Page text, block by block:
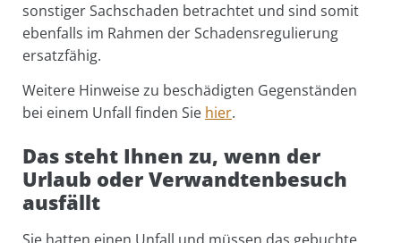
sonstiger Sachschaden betrachtet und sind somit
ebenfalls im Rahmen der Schadensregulierung
ersatzfähig.
Weitere Hinweise zu beschädigten Gegenständen
bei einem Unfall finden Sie hier.
Das steht Ihnen zu, wenn der
Urlaub oder Verwandtenbesuch
ausfällt